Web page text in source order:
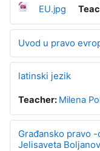
EU.jpg
Uvod u pravo
latinski jezik
Teacher: Milena
Građansko pravo
Jelisaveta